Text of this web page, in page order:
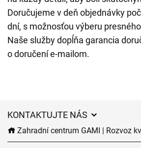
Doručujeme v deň objednávky
dní, s možnosťou výberu
Naše služby dopĺňa garancia
o doručení e-mailom.
KONTAKTUJTE NÁS
Zahradní centrum GAMI | Rozvoz